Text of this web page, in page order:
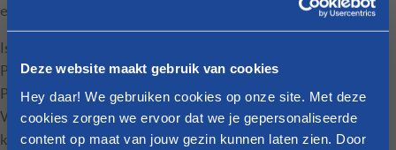
Deze website maakt gebruik van cookies
Hey daar! We gebruiken cookies op onze site. Met deze
cookies zorgen we ervoor dat we je gepersonaliseerde
content op maat van jouw gezin kunnen laten zien. Door
eens diep adem.
Is je kindje er eindelijk?
Proficiat! Vanaf nu betaalt
Parentia jeGroeipakket(in
Vlaanderen) of
kinderbijslag (inBrusselof